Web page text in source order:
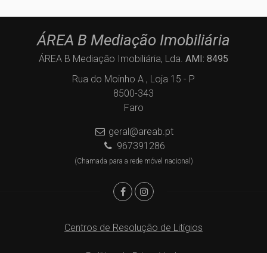
ÁREA B Mediação Imobiliária
ÁREA B Mediação Imobiliária, Lda. AMI: 8495
Rua do Moinho A , Loja 15 - P
8500-343
Faro
geral@areab.pt
967391286
(Chamada para a rede móvel nacional)
Centros de Resolução de Litígios